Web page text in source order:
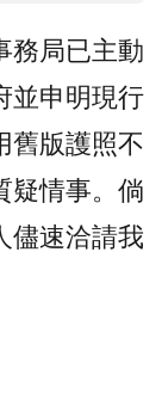
務局已主動
並申明現行
舊版護照不
疑情事。倘
儘速洽請我